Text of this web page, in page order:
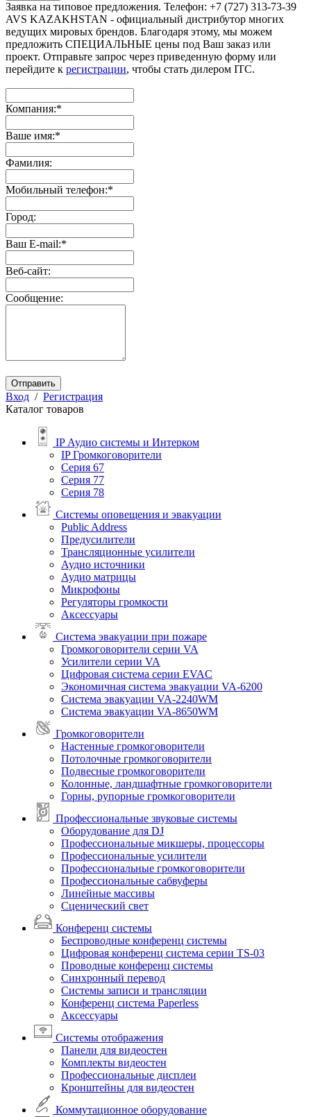
Заявка на типовое предложения. Телефон: +7 (727) 313-73-39
AVS KAZAKHSTAN - официальный дистрибутор многих
ведущих мировых брендов. Благодаря этому, мы можем
предложить СПЕЦИАЛЬНЫЕ цены под Ваш заказ или
проект. Отправьте запрос через приведенную форму или
перейдите к регистрации, чтобы стать дилером ITC.
Компания:*
Ваше имя:*
Фамилия:
Мобильный телефон:*
Город:
Ваш E-mail:*
Веб-сайт:
Сообщение:
Отправить
Вход / Регистрация
Каталог товаров
IP Аудио системы и Интерком
IP Громкоговорители
Серия 67
Серия 77
Серия 78
Системы оповещения и эвакуации
Public Address
Предусилители
Трансляционные усилители
Аудио источники
Аудио матрицы
Микрофоны
Регуляторы громкости
Аксессуары
Система эвакуации при пожаре
Громкоговорители серии VA
Усилители серии VA
Цифровая система серии EVAC
Экономичная система эвакуации VA-6200
Система эвакуации VA-2240WM
Система эвакуации VA-8650WM
Громкоговорители
Настенные громкоговорители
Потолочные громкоговорители
Подвесные громкоговорители
Колонные, ландшафтные громкоговорители
Горны, рупорные громкоговорители
Профессиональные звуковые системы
Оборудование для DJ
Профессиональные микшеры, процессоры
Профессиональные усилители
Профессиональные громкоговорители
Профессиональные сабвуферы
Линейные массивы
Сценический свет
Конференц системы
Беспроводные конференц системы
Цифровая конференц система серии TS-03
Проводные конференц системы
Синхронный перевод
Системы записи и трансляции
Конференц система Paperless
Аксессуары
Системы отображения
Панели для видеостен
Комплекты видеостен
Профессиональные дисплеи
Кронштейны для видеостен
Коммутационное оборудование